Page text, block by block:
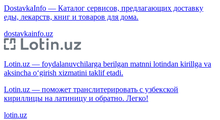
DostavkaInfo — Каталог сервисов, предлагающих доставку
еды, лекарств, книг и товаров для дома.
dostavkainfo.uz
Lotin.uz — foydalanuvchilarga berilgan matnni lotindan kirillga va
aksincha o‘girish xizmatini taklif etadi.
Lotin.uz — поможет транслитерировать с узбекской
кириллицы на латиницу и обратно. Легко!
lotin.uz